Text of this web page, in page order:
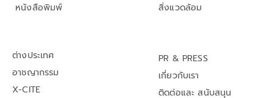
หนังสือพิมพ์
สิ่งแวดล้อม
ต่างประเทศ
อาชญากรรม
X-CITE
PR & PRESS
เกี่ยวกับเรา
ติดต่อและ สนับสนุน